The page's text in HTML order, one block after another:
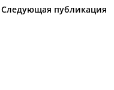
Следующая публикация